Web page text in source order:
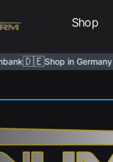
Shop
🇩🇪Shop in Germany